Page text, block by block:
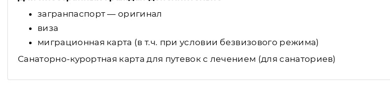
загранпаспорт — оригинал
виза
миграционная карта (в т.ч. при условии безвизового режима)
Санаторно-курортная карта для путевок с лечением (для санаториев)